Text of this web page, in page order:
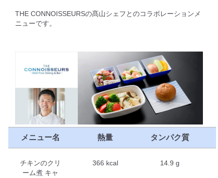
THE CONNOISSEURSの髙山シェフとのコラボレーションメ
ニューです。
メニュー名 熱量 タンパク質
チキンのクリ
ーム煮 キャ
366 kcal 14.9 g